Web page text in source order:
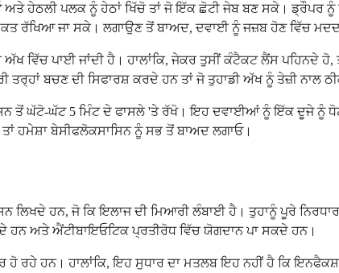
ਹੇਠਲੀ ਪਲਕ ਨੂੰ ਹੇਠਾਂ ਖਿੱਚੋ ਤਾਂ ਜੋ ਇੱਕ ਛੋਟੀ ਜੇਬ ਬਣ ਸਕੇ।
ਰੱਖਿਆ ਜਾ ਸਕੇ। ਲਗਾਉਣ ਤੋਂ ਬਾਅਦ, ਦਵਾਈ ਨੂੰ ਜਜ਼ਬ ਹੋਣ ਵਿੱਚ
ਵਿੱਚ ਪਾਈ ਜਾਂਦੀ ਹੈ। ਹਾਲਾਂਕਿ, ਜੇਕਰ ਤੁਸੀਂ ਕੰਟੈਕਟ ਲੈਂਸ ਪਹਿਨਦੇ
ਬਚਣ ਦੀ ਸਿਫਾਰਸ਼ ਕਰਦੇ ਹਨ ਤਾਂ ਜੋ ਤੁਹਾਡੀ ਅੱਖ ਨੂੰ ਤੇਜ਼ੀ ਨਾਲ
ਤੋਂ ਘੱਟੋ-ਘੱਟ 5 ਮਿੰਟ ਦੇ ਫਾਸਲੇ 'ਤੇ ਰੱਖੋ। ਇਹ ਦਵਾਈਆਂ ਨੂੰ ਇੱਕ ਦੂਜੇ ਨੂੰ
ਹਮੇਸ਼ਾ ਬੇਸੀਫਲੋਕਸਾਸਿਨ ਨੂੰ ਸਭ ਤੋਂ ਬਾਅਦ ਲਗਾਓ।
ਹਨ, ਜੋ ਕਿ ਇਲਾਜ ਦੀ ਮਿਆਰੀ ਲੰਬਾਈ ਹੈ। ਤੁਹਾਨੂੰ ਪੂਰੇ
ਅਤੇ ਐਂਟੀਬਾਇਓਟਿਕ ਪ੍ਰਤੀਰੋਧ ਵਿੱਚ ਯੋਗਦਾਨ ਪਾ ਸਕਦੇ ਹਨ।
ਹੋ ਰਹੇ ਹਨ। ਹਾਲਾਂਕਿ, ਇਹ ਸੁਧਾਰ ਦਾ ਮਤਲਬ ਇਹ ਨਹੀਂ ਹੈ ਕਿ